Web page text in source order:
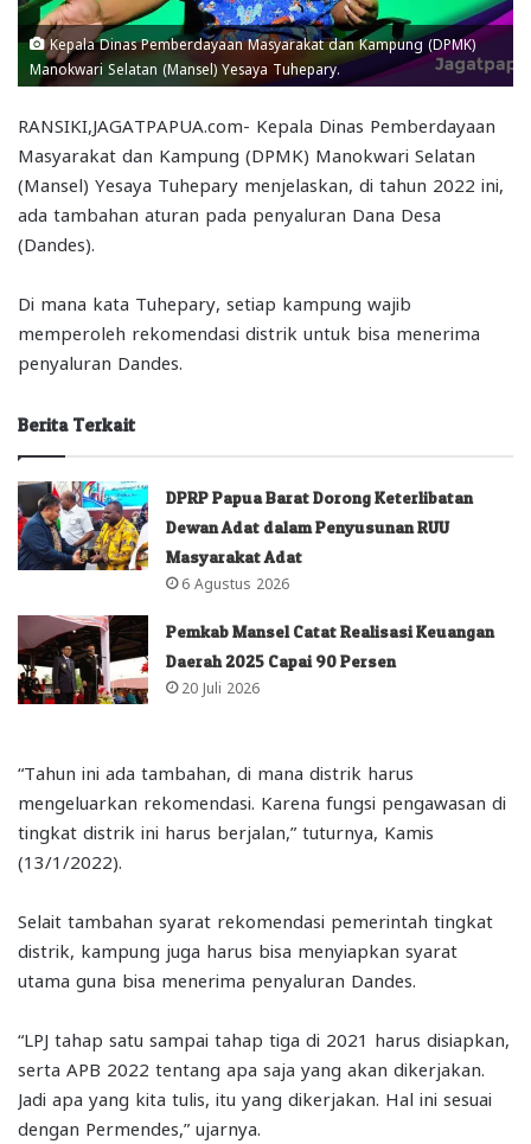
Kepala Dinas Pemberdayaan Masyarakat dan Kampung (DPMK)
Manokwari Selatan (Mansel) Yesaya Tuhepary.
RANSIKI,JAGATPAPUA.com- Kepala Dinas Pemberdayaan
Masyarakat dan Kampung (DPMK) Manokwari Selatan
(Mansel) Yesaya Tuhepary menjelaskan, di tahun 2022 ini,
ada tambahan aturan pada penyaluran Dana Desa
(Dandes).
Di mana kata Tuhepary, setiap kampung wajib
memperoleh rekomendasi distrik untuk bisa menerima
penyaluran Dandes.
Berita Terkait
DPRP Papua Barat Dorong Keterlibatan
Dewan Adat dalam Penyusunan RUU
Masyarakat Adat
6 Agustus 2026
Pemkab Mansel Catat Realisasi Keuangan
Daerah 2025 Capai 90 Persen
20 Juli 2026
“Tahun ini ada tambahan, di mana distrik harus
mengeluarkan rekomendasi. Karena fungsi pengawasan di
tingkat distrik ini harus berjalan,” tuturnya, Kamis
(13/1/2022).
Selait tambahan syarat rekomendasi pemerintah tingkat
distrik, kampung juga harus bisa menyiapkan syarat
utama guna bisa menerima penyaluran Dandes.
“LPJ tahap satu sampai tahap tiga di 2021 harus disiapkan,
serta APB 2022 tentang apa saja yang akan dikerjakan.
Jadi apa yang kita tulis, itu yang dikerjakan. Hal ini sesuai
dengan Permendes,” ujarnya.